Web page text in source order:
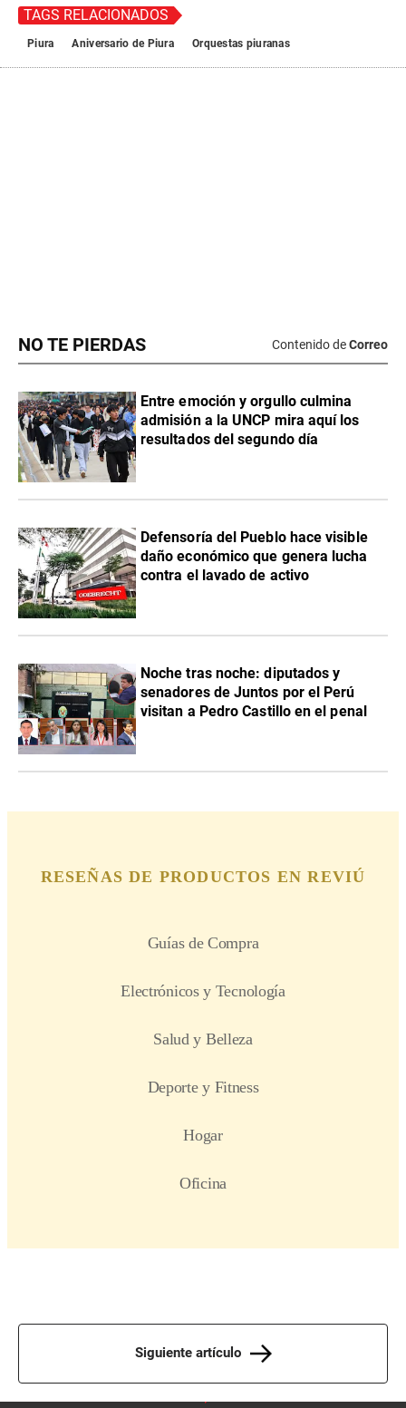
NO TE PIERDAS Contenido deCorreo
Entre emoción y orgullo culmina
admisión a la UNCP mira aquí los
resultados del segundo día
Defensoría del Pueblo hace visible
daño económico que genera lucha
contra el lavado de activo
Noche tras noche: diputados y
senadores de Juntos por el Perú
visitan a Pedro Castillo en el penal
Siguiente artículo